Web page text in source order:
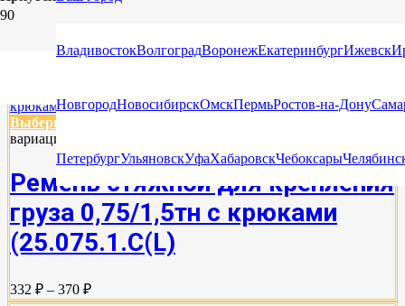
ВладивостокВолгоградВоронежЕкатеринбургИжевск
НовгородНовосибирскОмскПермьРостов-на-Дону
ПетербургУльяновскУфаХабаровскЧебоксары
КРЕПЛЕНИЕ ЛОДКИ НА ПРИЦЕПЕ
Выберите параметры
вариаций. Опции можно выбрать на странице товара.
Ремень стяжной для крепления
груза 0,75/1,5тн с крюками
(25.075.1.С(L)
332 ₽ – 370 ₽